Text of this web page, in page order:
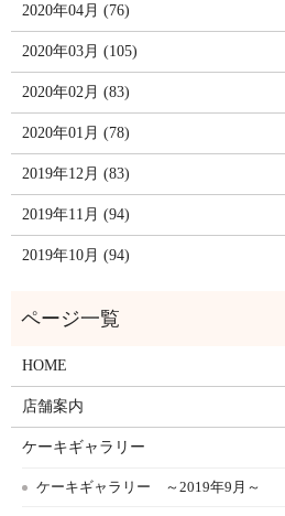
2020年04月 (76)
2020年03月 (105)
2020年02月 (83)
2020年01月 (78)
2019年12月 (83)
2019年11月 (94)
2019年10月 (94)
HOME
店舗案内
ケーキギャラリー
ケーキギャラリー ～2019年9月～